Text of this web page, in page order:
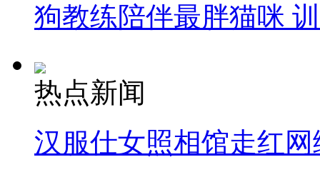
狗教练陪伴最胖猫咪
热点新闻
汉服仕女照相馆走红网